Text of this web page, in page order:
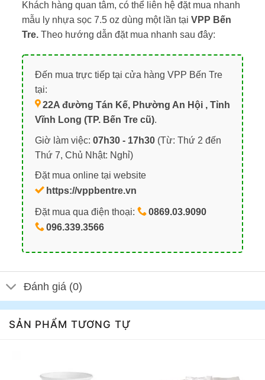
Khách hàng quan tâm, có thể liên hệ đặt mua nhanh
mẫu ly nhựa sọc 7.5 oz dùng một lần tại VPP Bến
Tre.Theo hướng dẫn đặt mua nhanh sau đây:
Đến mua trực tiếp tại cửa hàng VPP Bến Tre
tại:
22A đường Tán Kế, Phường An Hội , Tỉnh
Vĩnh Long (TP. Bến Tre cũ).
Giờ làm việc: 07h30 - 17h30(Từ: Thứ 2 đến
Thứ 7, Chủ Nhật: Nghỉ)
Đặt mua online tại website
https://vppbentre.vn
Đặt mua qua điện thoại:
0869.03.9090
096.339.3566
Đánh giá (0)
SẢN PHẨM TƯƠNG TỰ